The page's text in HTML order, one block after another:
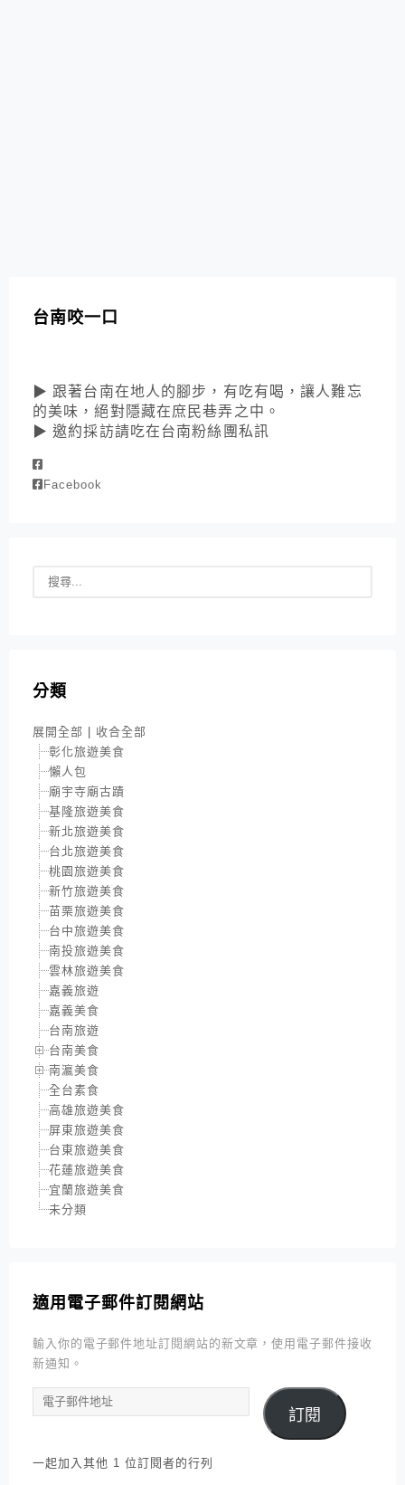
台南咬一口
▶ 跟著台南在地人的腳步，有吃有喝，讓人難忘
的美味，絕對隱藏在庶民巷弄之中。
▶ 邀約採訪請吃在台南粉絲團私訊
Facebook
分類
展開全部 | 收合全部
彰化旅遊美食
懶人包
廟宇寺廟古蹟
基隆旅遊美食
新北旅遊美食
台北旅遊美食
桃園旅遊美食
新竹旅遊美食
苗栗旅遊美食
台中旅遊美食
南投旅遊美食
雲林旅遊美食
嘉義旅遊
嘉義美食
台南旅遊
台南美食
南瀛美食
全台素食
高雄旅遊美食
屏東旅遊美食
台東旅遊美食
花蓮旅遊美食
宜蘭旅遊美食
未分類
適用電子郵件訂閱網站
輸入你的電子郵件地址訂閱網站的新文章，使用電子郵件接收
新通知。
電
子
件
訂閱
一起加入其他 1 位訂閱者的行列